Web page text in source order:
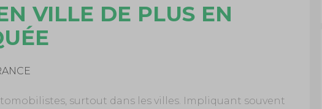
VILLE DE PLUS EN
surtout dans les villes. Impliquant souvent